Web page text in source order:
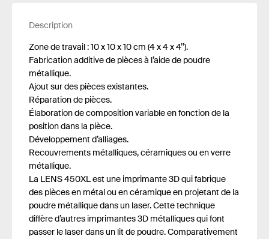
Description
Zone de travail : 10 x 10 x 10 cm (4 x 4 x 4’’).
Fabrication additive de pièces à l’aide de poudre
métallique.
Ajout sur des pièces existantes.
Réparation de pièces.
Élaboration de composition variable en fonction de la
position dans la pièce.
Développement d’alliages.
Recouvrements métalliques, céramiques ou en verre
métallique.
La LENS 450XL est une imprimante 3D qui fabrique
des pièces en métal ou en céramique en projetant de la
poudre métallique dans un laser. Cette technique
diffère d’autres imprimantes 3D métalliques qui font
passer le laser dans un lit de poudre. Comparativement